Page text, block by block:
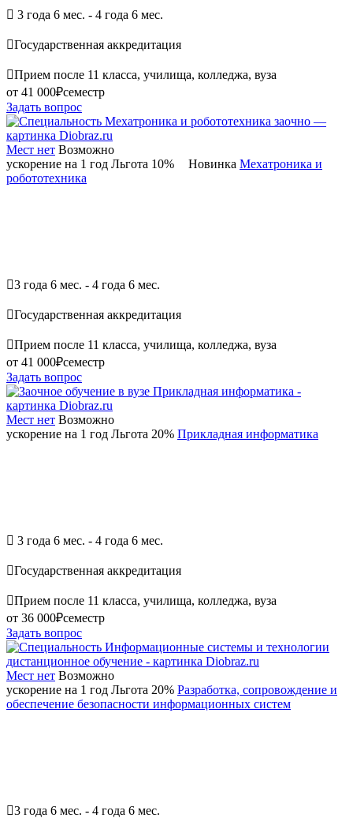
 3 года 6 мес. - 4 года 6 мес.
Государственная аккредитация
Прием после 11 класса, училища, колледжа, вуза
от 41 000₽семестр
Задать вопрос
Мест нет Возможно
ускорение на 1 год Льгота 10% Новинка Мехатроника и
робототехника
3 года 6 мес. - 4 года 6 мес.
Государственная аккредитация
Прием после 11 класса, училища, колледжа, вуза
от 41 000₽семестр
Задать вопрос
Мест нет Возможно
ускорение на 1 год Льгота 20% Прикладная информатика
 3 года 6 мес. - 4 года 6 мес.
Государственная аккредитация
Прием после 11 класса, училища, колледжа, вуза
от 36 000₽семестр
Задать вопрос
Мест нет Возможно
ускорение на 1 год Льгота 20% Разработка, сопровождение и
обеспечение безопасности информационных систем
3 года 6 мес. - 4 года 6 мес.